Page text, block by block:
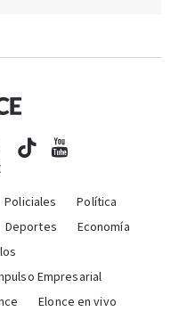
Policiales
Política
Deportes
Economía
Empresarial
Elonce en vivo